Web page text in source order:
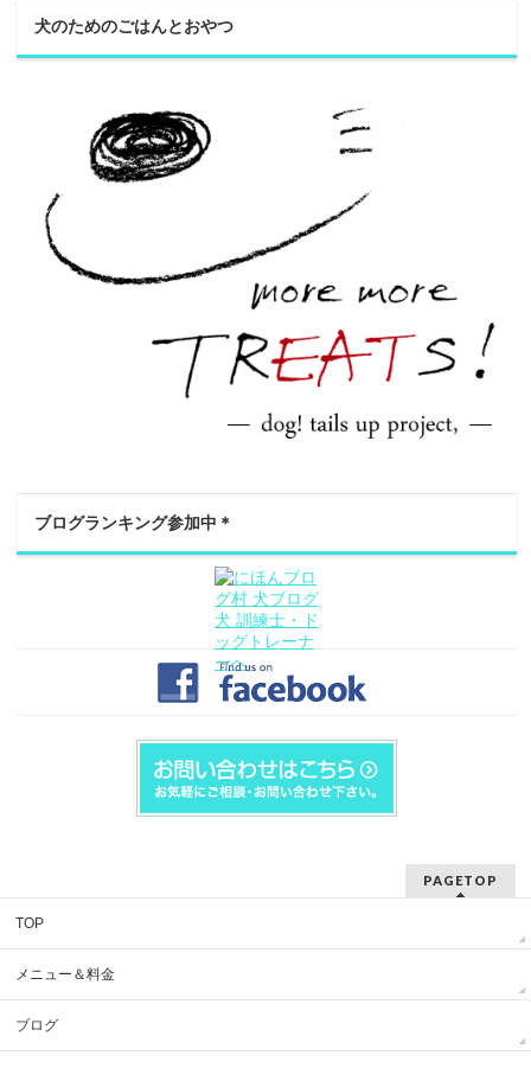
犬のためのごはんとおやつ
ブログランキング参加中＊
PAGETOP
TOP
メニュー＆料金
ブログ